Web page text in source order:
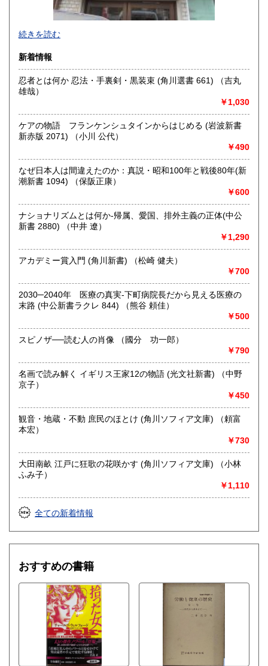
300円 長崎県
熊本県
宮崎県
沖縄県 300円
不死鳥BOOKSでは、書籍だけでなくCD、DVD、レコード、
ゲーム、おもちゃ、骨董品まであらゆるものの買い取りがで
にお問い合わせください。出張費は、無料です。
沿線名：伯備線・桃太郎線(吉備線)
最寄駅：総社駅
定休日：年中無休
書籍の買取について
不死鳥BOOKSでは、書籍だけでなくCD、DVD、レコード、
ゲーム、おもちゃ、骨董品まであらゆるものの買い取りがで
きます。店主が、日本全国買取にお伺いいたします。お気軽
取り扱い分野
哲学宗教、歴史、社会科学、自然科学、美術工芸、趣味、外
オールジャンル
続きを読む
新着情報
忍者とは何か 忍法・手裏剣・黒装束 (角川選書 661) （吉丸
雄哉）
￥1,030
ケアの物語 フランケンシュタインからはじめる (岩波新書
新赤版 2071) （小川 公代）
￥490
なぜ日本人は間違えたのか：真説・昭和100年と戦後80年(新
潮新書 1094) （保阪正康）
￥600
ナショナリズムとは何か-帰属、愛国、排外主義の正体(中公
新書 2880) （中井 遼）
￥1,290
アカデミー賞入門 (角川新書) （松崎 健夫）
￥700
2030─2040年 医療の真実-下町病院長だから見える医療の
末路 (中公新書ラクレ 844) （熊谷 頼佳）
￥500
スピノザ──読む人の肖像 （國分 功一郎）
￥790
名画で読み解く イギリス王家12の物語 (光文社新書) （中野
京子）
￥450
観音・地蔵・不動 庶民のほとけ (角川ソフィア文庫) （頼富
本宏）
￥730
大田南畝 江戸に狂歌の花咲かす (角川ソフィア文庫) （小林
ふみ子）
￥1,110
全ての新着情報
おすすめの書籍